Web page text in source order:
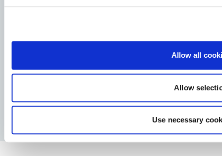
Allow all
Allow
Use necessary
Juridisk merknad